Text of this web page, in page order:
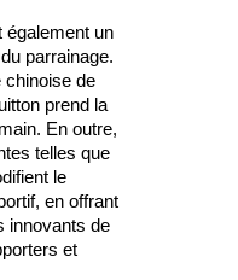
également un
parrainage.
chinoise de
prend la
En outre,
telles que
le
en offrant
innovants de
et